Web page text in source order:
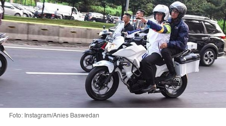
Foto: Instagram/Anies Baswedan